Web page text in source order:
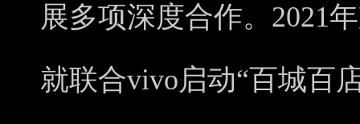
展多项深度合作。2021
就联合vivo启动“百城百